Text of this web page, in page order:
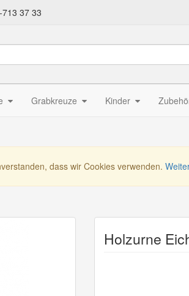
37 33
Grabkreuze Kinder
dass wir Cookies verwenden.
Holzurne